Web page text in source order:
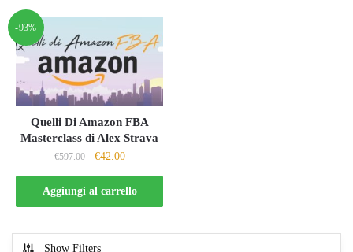
-93%
Quelli Di Amazon FBA
Masterclass di Alex Strava
€597.00
Il
prezzo
originale
era:
€42.00Il
prezzo
attuale
è:
Aggiungi al carrello
Show Filters